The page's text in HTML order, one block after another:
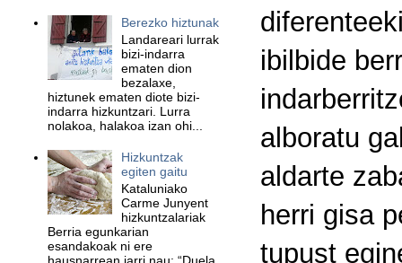
ibilbide
alboratu
aldarte
herri gisa
tupust
Berezko hiztunak
Landareari lurrak
bizi-indarra
ematen dion
bezalaxe,
hiztunek ematen diote bizi-
indarra hizkuntzari. Lurra
nolakoa, halakoa izan ohi...
Hizkuntzak
egiten gaitu
Kataluniako
Carme Junyent
hizkuntzalariak
Berria egunkarian
esandakoak ni ere